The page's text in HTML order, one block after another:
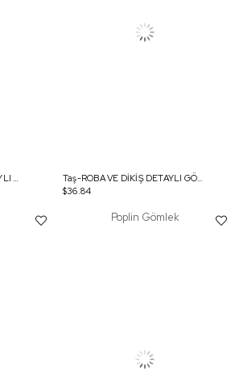
Siyah-ROBA VE DİKİŞ DETAYLI GÖMLEK TUNİK
Taş-ROBA VE DİKİŞ DETAYLI GÖMLEK TUNİK
$36.84
Poplin Gömlek